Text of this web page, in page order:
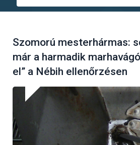
Szomorú mesterhármas:
már a harmadik
el” a Nébih ellenőrzésen